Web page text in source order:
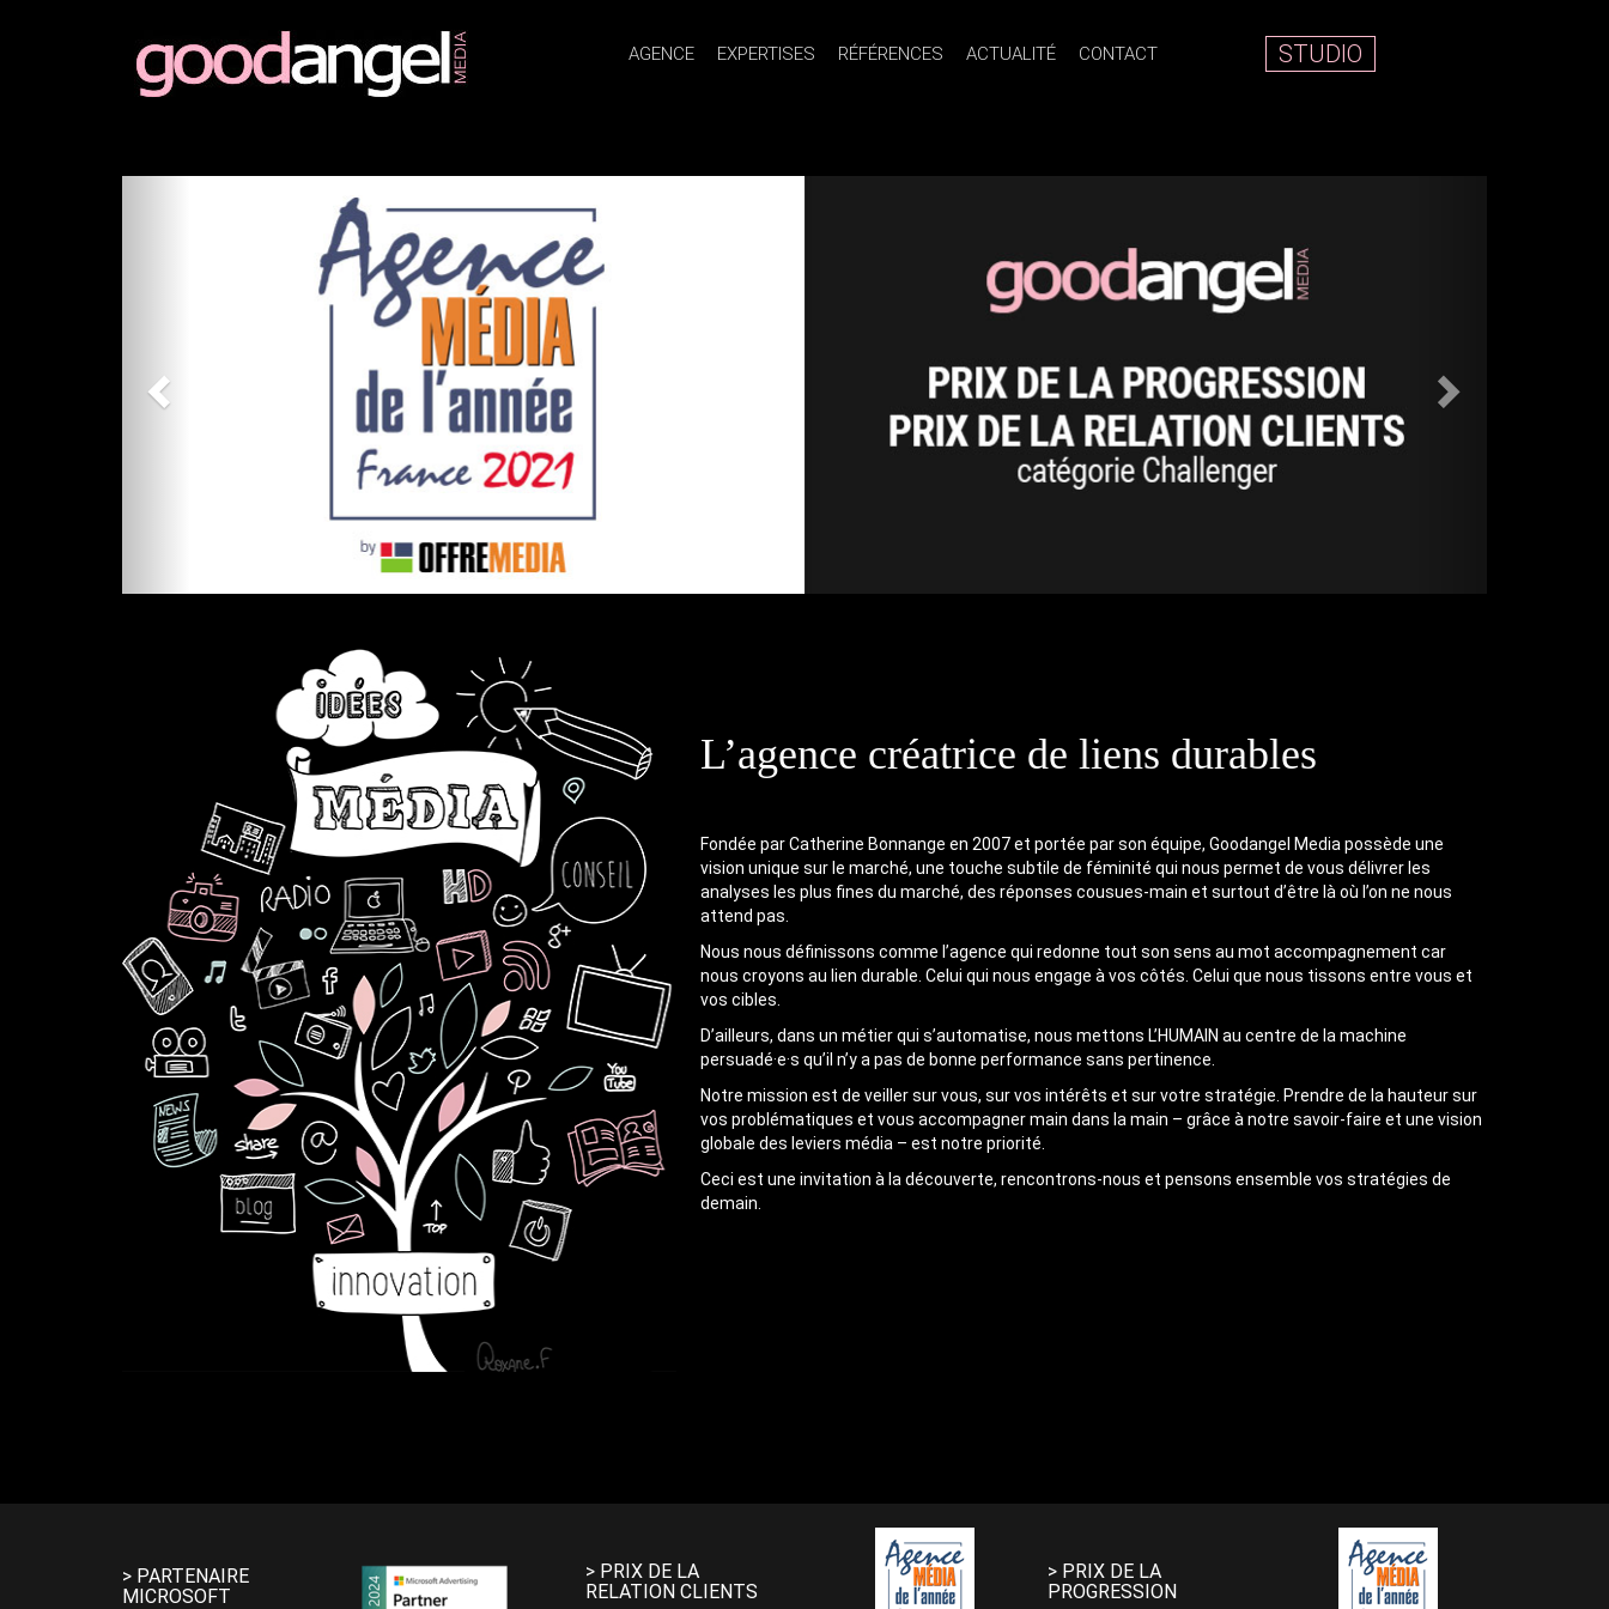
AGENCE EXPERTISES RÉFÉRENCES STUDIO
ACTUALITÉ CONTACT
L’agence créatrice de liens durables
Fondée par Catherine Bonnange en 2007 et portée par son équipe, Goodangel Media possède une
vision unique sur le marché, une touche subtile de féminité qui nous permet de vous délivrer les
analyses les plus fines du marché, des réponses cousues-main et surtout d’être là où l’on ne nous
attend pas.
Nous nous définissons comme l’agence qui redonne tout son sens au mot accompagnement car
nous croyons au lien durable. Celui qui nous engage à vos côtés. Celui que nous tissons entre vous et
vos cibles.
D’ailleurs, dans un métier qui s’automatise, nous mettons L’HUMAIN au centre de la machine
persuadé·e·s qu’il n’y a pas de bonne performance sans pertinence.
Notre mission est de veiller sur vous, sur vos intérêts et sur votre stratégie. Prendre de la hauteur sur
vos problématiques et vous accompagner main dans la main – grâce à notre savoir-faire et une vision
globale des leviers média – est notre priorité.
Ceci est une invitation à la découverte, rencontrons-nous et pensons ensemble vos stratégies de
demain.
> PARTENAIRE
MICROSOFT
> PRIX DE LA
RELATION CLIENTS
> PRIX DE LA
PROGRESSION